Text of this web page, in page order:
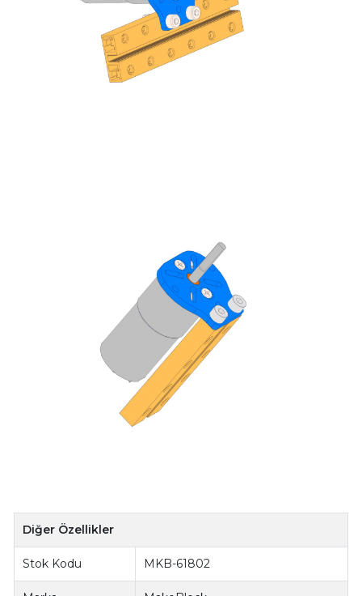
Diğer Özellikler
Stok Kodu MKB-61802